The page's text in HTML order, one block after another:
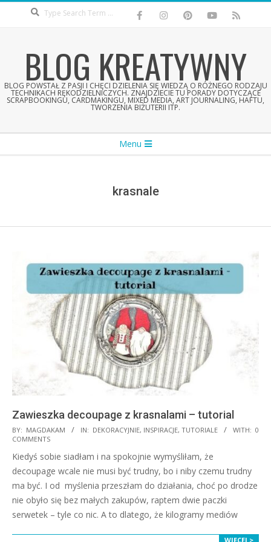
BLOG KREATYWNY
BLOG POWSTAŁ Z PASJI I CHĘCI DZIELENIA SIĘ WIEDZĄ O RÓŻNEGO RODZAJU
TECHNIKACH RĘKODZIELNICZYCH. ZNAJDZIECIE TU PORADY DOTYCZĄCE
SCRAPBOOKINGU, CARDMAKINGU, MIXED MEDIA, ART JOURNALING, HAFTU,
TWORZENIA BIŻUTERII ITP.
Menu
krasnale
Zawieszka decoupage z krasnalami – tutorial
2021-
12-
08
BY: MAGDAKAM IN: DEKORACYJNIE, INSPIRACJE, TUTORIALE WITH: 0
COMMENTS
Kiedyś sobie siadłam i na spokojnie wymyśliłam, że
decoupage wcale nie musi być trudny, bo i niby czemu trudny
ma być. I od myślenia przeszłam do działania, choć po drodze
nie obyło się bez małych zakupów, raptem dwie paczki
serwetek – tyle co nic. A to dlatego, że kilogramy mediów
WIĘCEJ >